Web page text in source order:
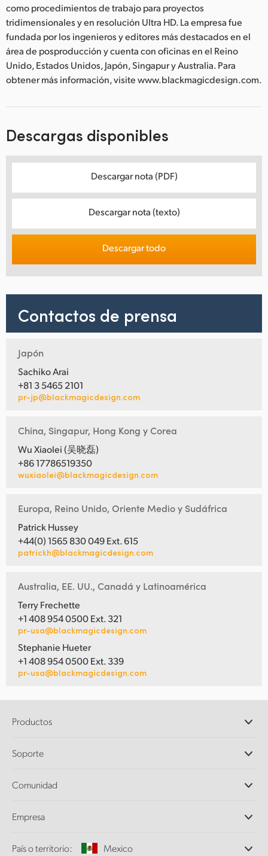
como procedimientos de trabajo para proyectos
tridimensionales y en resolución Ultra HD. La empresa fue
fundada por los ingenieros y editores más destacados en el
área de posproducción y cuenta con oficinas en el Reino
Unido, Estados Unidos, Japón, Singapur y Australia. Para
obtener más información, visite www.blackmagicdesign.com.
Descargas disponibles
Descargar nota (PDF)
Descargar nota (texto)
Descargar todo
Contactos de prensa
Japón
Sachiko Arai
+81 3 5465 2101
pr-jp@blackmagicdesign.com
China, Singapur, Hong Kong y Corea
Wu Xiaolei (吴晓磊)
+86 17786519350
wuxiaolei@blackmagicdesign.com
Europa, Reino Unido, Oriente Medio y Sudáfrica
Patrick Hussey
+44(0) 1565 830 049 Ext. 615
patrickh@blackmagicdesign.com
Australia, EE. UU., Canadá y Latinoamérica
Terry Frechette
+1 408 954 0500 Ext. 321
pr-usa@blackmagicdesign.com
Stephanie Hueter
+1 408 954 0500 Ext. 339
pr-usa@blackmagicdesign.com
Productos
DaVinci Resolve y Fusion
Ultimatte
Captura y reproducción
Conversión de formatos
Soporte
Centro de soporte técnico
Comunidad
Empresa
Perfil empresarial
País o territorio: Mexico